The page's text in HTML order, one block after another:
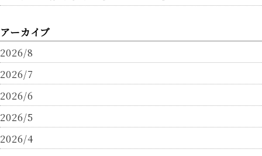
アーカイブ
2026/8
2026/7
2026/6
2026/5
2026/4